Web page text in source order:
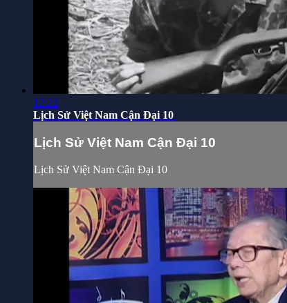
12:22
Lịch Sử Việt Nam Cận Đại 10
Lịch Sử Việt Nam Cận Đại 10
Lịch Sử Việt Nam Cận Đại 10